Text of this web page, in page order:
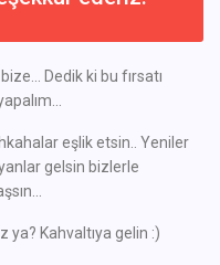
Dedik ki bu fırsatı
eşlik etsin.. Yeniler
gelsin bizlerle
ya? Kahvaltıya gelin :)